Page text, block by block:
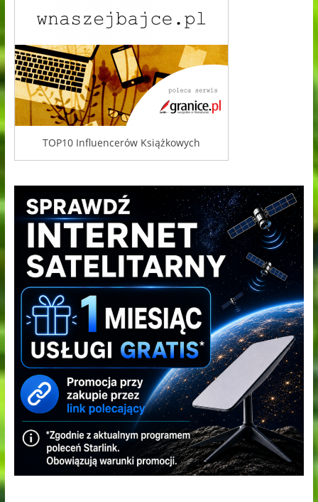
TOP10 Influencerów Książkowych